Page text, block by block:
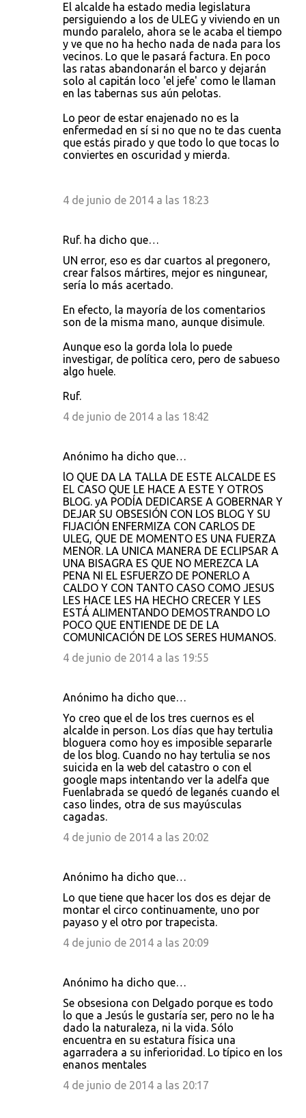
El alcalde ha estado media legislatura
persiguiendo a los de ULEG y viviendo en un
mundo paralelo, ahora se le acaba el tiempo
y ve que no ha hecho nada de nada para los
vecinos. Lo que le pasará factura. En poco
las ratas abandonarán el barco y dejarán
solo al capitán loco 'el jefe' como le llaman
en las tabernas sus aún pelotas.
Lo peor de estar enajenado no es la
enfermedad en sí si no que no te das cuenta
que estás pirado y que todo lo que tocas lo
conviertes en oscuridad y mierda.
4 de junio de 2014 a las 18:23
Ruf. ha dicho que…
UN error, eso es dar cuartos al pregonero,
crear falsos mártires, mejor es ningunear,
sería lo más acertado.
En efecto, la mayoría de los comentarios
son de la misma mano, aunque disimule.
Aunque eso la gorda lola lo puede
investigar, de política cero, pero de sabueso
algo huele.
Ruf.
4 de junio de 2014 a las 18:42
Anónimo ha dicho que…
lO QUE DA LA TALLA DE ESTE ALCALDE ES
EL CASO QUE LE HACE A ESTE Y OTROS
BLOG. yA PODÍA DEDICARSE A GOBERNAR Y
DEJAR SU OBSESIÓN CON LOS BLOG Y SU
FIJACIÓN ENFERMIZA CON CARLOS DE
ULEG, QUE DE MOMENTO ES UNA FUERZA
MENOR. LA UNICA MANERA DE ECLIPSAR A
UNA BISAGRA ES QUE NO MEREZCA LA
PENA NI EL ESFUERZO DE PONERLO A
CALDO Y CON TANTO CASO COMO JESUS
LES HACE LES HA HECHO CRECER Y LES
ESTÁ ALIMENTANDO DEMOSTRANDO LO
POCO QUE ENTIENDE DE DE LA
COMUNICACIÓN DE LOS SERES HUMANOS.
4 de junio de 2014 a las 19:55
Anónimo ha dicho que…
Yo creo que el de los tres cuernos es el
alcalde in person. Los días que hay tertulia
bloguera como hoy es imposible separarle
de los blog. Cuando no hay tertulia se nos
suicida en la web del catastro o con el
google maps intentando ver la adelfa que
Fuenlabrada se quedó de leganés cuando el
caso lindes, otra de sus mayúsculas
cagadas.
4 de junio de 2014 a las 20:02
Anónimo ha dicho que…
Lo que tiene que hacer los dos es dejar de
montar el circo continuamente, uno por
payaso y el otro por trapecista.
4 de junio de 2014 a las 20:09
Anónimo ha dicho que…
Se obsesiona con Delgado porque es todo
lo que a Jesús le gustaría ser, pero no le ha
dado la naturaleza, ni la vida. Sólo
encuentra en su estatura física una
agarradera a su inferioridad. Lo típico en los
enanos mentales
4 de junio de 2014 a las 20:17